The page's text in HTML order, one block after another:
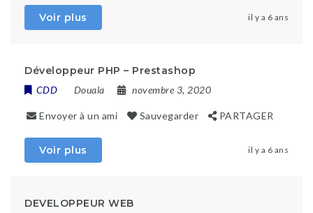
Voir plus il y a 6 ans
Développeur PHP – Prestashop
CDD Douala novembre 3, 2020
Envoyer à un ami Sauvegarder PARTAGER
Voir plus il y a 6 ans
DEVELOPPEUR WEB